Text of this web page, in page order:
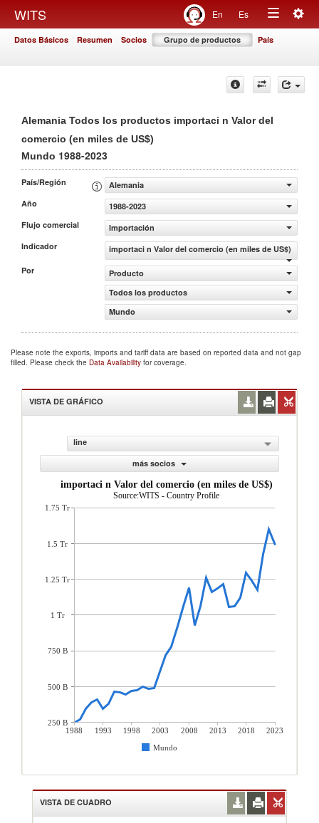
WITS En Es
Toggle
Datos Básicos Resumen Socios Grupo de productos País
Alemania Todos los productos importaci n Valor del
comercio (en miles de US$)
Mundo 1988-2023
País/Región
Alemania
Año
1988-2023
Flujo comercial
Importación
Indicador
importaci n Valor del comercio (en miles de US$)
Por
Producto
Todos los productos
Mundo
Please note the exports, imports and tariff data are based on reported data and not gap
filled. Please check the Data Availability for coverage.
VISTA DE GRÁFICO
line
más socios
importaci n Valor del comercio (en miles de US$)
Source:WITS - Country Profile
1988 1993 1998 2003 2008 2013 2018
2023
Mundo
1.75 Tr
1.5 Tr
1.25 Tr
1 Tr
750 B
500 B
250 B
VISTA DE CUADRO